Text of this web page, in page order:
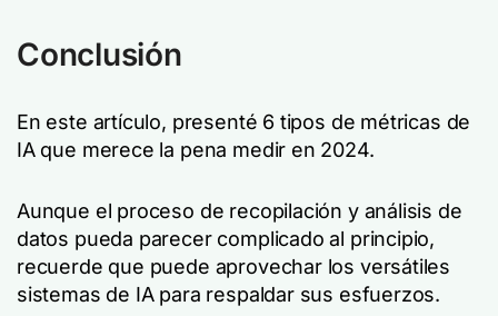
Conclusión
En este artículo, presenté 6 tipos de métricas de
IA que merece la pena medir en 2024.
Aunque el proceso de recopilación y análisis de
datos pueda parecer complicado al principio,
recuerde que puede aprovechar los versátiles
sistemas de IA para respaldar sus esfuerzos.